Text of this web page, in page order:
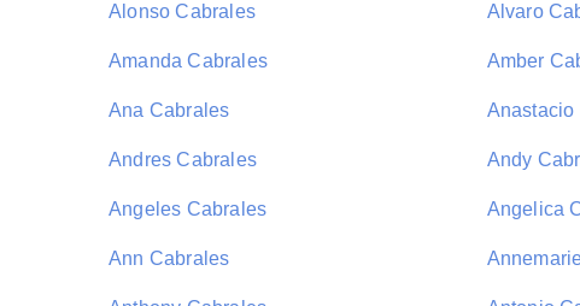
Alonso Cabrales Alvaro
Amanda Cabrales Amber
Ana Cabrales Anastacio
Andres Cabrales Andy
Angeles Cabrales Angelica
Ann Cabrales